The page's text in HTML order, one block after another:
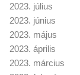
2023. július
2023. június
2023. május
2023. április
2023. március